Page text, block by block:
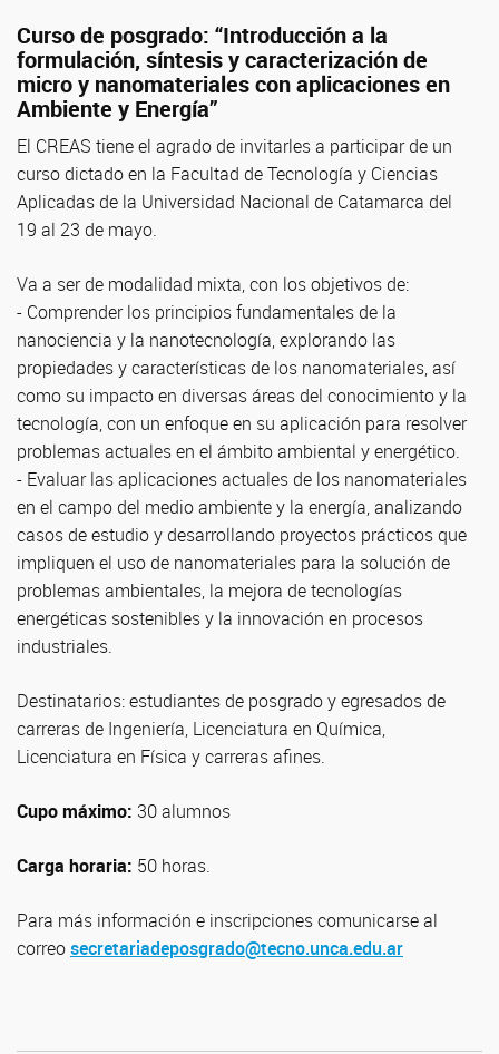
Curso de posgrado: “Introducción a la
formulación, síntesis y caracterización de
micro y nanomateriales con aplicaciones en
Ambiente y Energía”
El CREAS tiene el agrado de invitarles a participar de un
curso dictado en la Facultad de Tecnología y Ciencias
Aplicadas de la Universidad Nacional de Catamarca del
19 al 23 de mayo.
Va a ser de modalidad mixta, con los objetivos de:
- Comprender los principios fundamentales de la
nanociencia y la nanotecnología, explorando las
propiedades y características de los nanomateriales, así
como su impacto en diversas áreas del conocimiento y la
tecnología, con un enfoque en su aplicación para resolver
problemas actuales en el ámbito ambiental y energético.
- Evaluar las aplicaciones actuales de los nanomateriales
en el campo del medio ambiente y la energía, analizando
casos de estudio y desarrollando proyectos prácticos que
impliquen el uso de nanomateriales para la solución de
problemas ambientales, la mejora de tecnologías
energéticas sostenibles y la innovación en procesos
industriales.
Destinatarios: estudiantes de posgrado y egresados de
carreras de Ingeniería, Licenciatura en Química,
Licenciatura en Física y carreras afines.
Cupo máximo: 30 alumnos
Carga horaria: 50 horas.
Para más información e inscripciones comunicarse al
correosecretariadeposgrado@tecno.unca.edu.ar